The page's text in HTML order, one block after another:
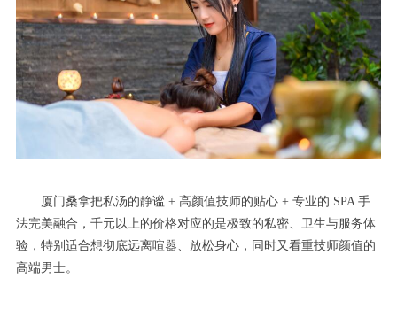
厦门桑拿把私汤的静谧 + 高颜值技师的贴心 + 专业的 SPA 手
法完美融合，千元以上的价格对应的是极致的私密、卫生与服务体
验，特别适合想彻底远离喧嚣、放松身心，同时又看重技师颜值的
高端男士。